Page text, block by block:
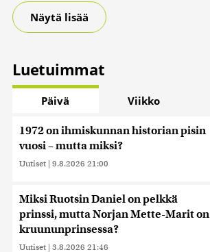
Näytä lisää
Luetuimmat
Päivä Viikko
1972 on ihmiskunnan historian pisin
vuosi – mutta miksi?
Uutiset | 9.8.2026 21:00
Miksi Ruotsin Daniel on pelkkä
prinssi, mutta Norjan Mette-Marit on
kruununprinsessa?
Uutiset | 3.8.2026 21:46